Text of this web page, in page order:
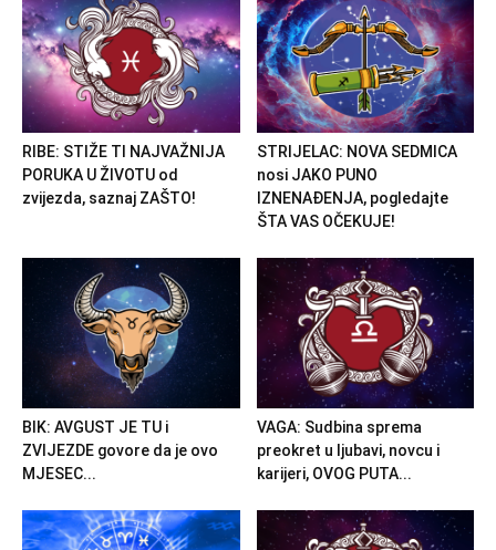
RIBE: STIŽE TI NAJVAŽNIJA
PORUKA U ŽIVOTU od
zvijezda, saznaj ZAŠTO!
STRIJELAC: NOVA SEDMICA
nosi JAKO PUNO
IZNENAĐENJA, pogledajte
ŠTA VAS OČEKUJE!
BIK: AVGUST JE TU i
ZVIJEZDE govore da je ovo
MJESEC...
VAGA: Sudbina sprema
preokret u ljubavi, novcu i
karijeri, OVOG PUTA...